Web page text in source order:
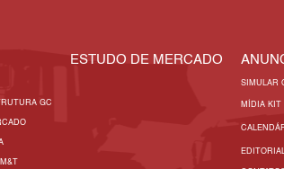
GC
ESTUDO DE MERCADO
SIMULAR
MÍDIA KIT